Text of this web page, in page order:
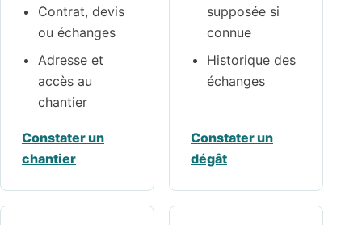
Contrat, devis
ou échanges
Adresse et
accès au
chantier
Constater un
chantier
supposée si
connue
Historique des
échanges
Constater un
dégât